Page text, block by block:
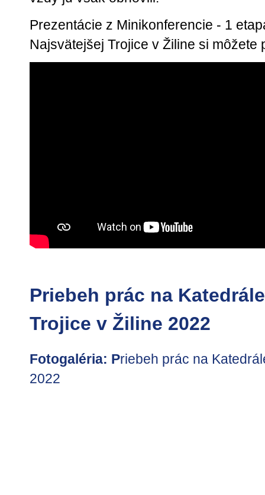
Prezentácie z Minikonferencie - 1
Najsvätejšej Trojice v Žiline si
Priebeh prác na
Trojice v Žiline 2022
Fotogaléria: Priebeh prác na
2022